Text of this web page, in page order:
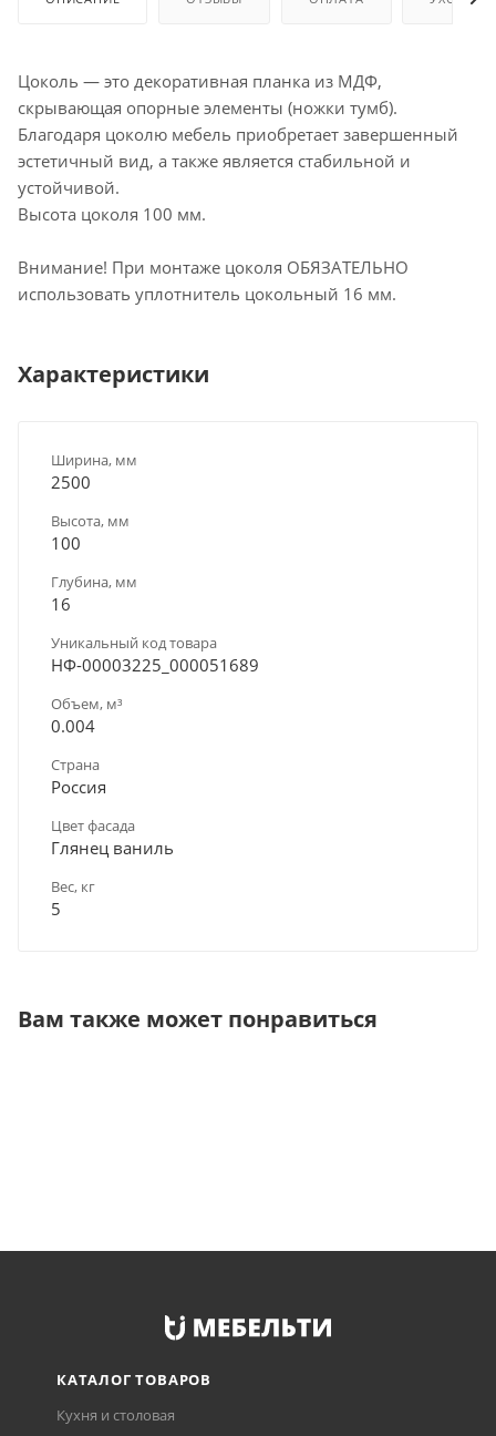
Цоколь — это декоративная планка из МДФ,
скрывающая опорные элементы (ножки тумб).
Благодаря цоколю мебель приобретает завершенный
эстетичный вид, а также является стабильной и
устойчивой.
Высота цоколя 100 мм.
Внимание! При монтаже цоколя ОБЯЗАТЕЛЬНО
использовать уплотнитель цокольный 16 мм.
Характеристики
Ширина, мм
2500
Высота, мм
100
Глубина, мм
16
Уникальный код товара
НФ-00003225_000051689
Объем, м³
0.004
Страна
Россия
Цвет фасада
Глянец ваниль
Вес, кг
5
Вам также может понравиться
КАТАЛОГ ТОВАРОВ
Кухня и столовая